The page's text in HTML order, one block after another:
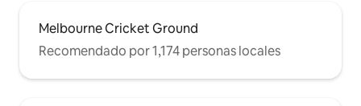
Melbourne Cricket Ground
Recomendado por 1,174 personas locales